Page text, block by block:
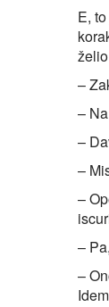
E,
–
–
–
–
–
–
–